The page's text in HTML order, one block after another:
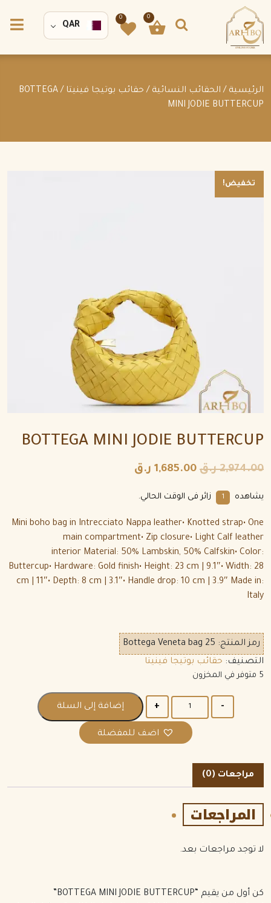
0
0
QAR
الرئيسية / الحقائب النسائية / حقائب بوتيجا فينيتا
/ BOTTEGA
MINI JODIE BUTTERCUP
تخفيض!
BOTTEGA MINI JODIE BUTTERCUP
2,974.00 ر.ق 1,685.00 ر.ق
يشاهده 1 زائر فى الوقت الحالي.
Mini boho bag in Intrecciato Nappa leather• Knotted strap• One
main compartment• Zip closure• Light Calf leather
interior Material: 50% Lambskin, 50% Calfskin• Color:
Buttercup• Hardware: Gold finish• Height: 23 cm | 9.1″• Width: 28
cm | 11″• Depth: 8 cm | 3.1″• Handle drop: 10 cm | 3.9″ Made in:
Italy
رمز المنتج: Bottega Veneta bag 25
التصنيف: حقائب بوتيجا فينيتا
5 متوفر في المخزون
إضافة إلى السلة
اضف للمفضلة
مراجعات (0)
المراجعات
لا توجد مراجعات بعد.
كن أول من يقيم “BOTTEGA MINI JODIE BUTTERCUP”